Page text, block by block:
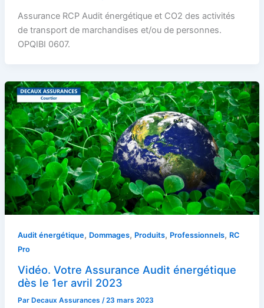
Assurance RCP Audit énergétique et CO2 des activités
de transport de marchandises et/ou de personnes.
OPQIBI 0607.
Audit énergétique, Dommages, Produits, Professionnels, RC
Pro
Vidéo. Votre Assurance Audit énergétique
dès le 1er avril 2023
Par Decaux Assurances /23 mars 2023